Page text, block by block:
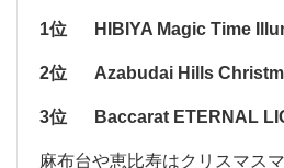
夜
の
は
然
本
木
ヒ
1位 HIBIYA Magic Time
2位 Azabudai Hills
3位 Baccarat ETERNAL
麻
麻布台や恵比寿はクリスマス